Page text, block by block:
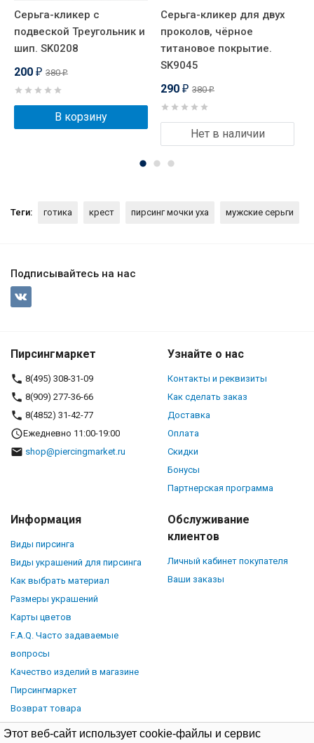
Этот веб-сайт использует cookie-файлы и сервис
Серьга-кликер с
подвеской Треугольник и
шип. SK0208
200 ₽ 380₽
В корзину
Серьга-кликер для двух
проколов, чёрное
титановое покрытие.
SK9045
290 ₽ 380₽
Нет в наличии
Теги: готика крест пирсинг мочки уха мужские серьги
Подписывайтесь на нас
Пирсингмаркет
8(495) 308-31-09
8(909) 277-36-66
8(4852) 31-42-77
Ежедневно 11:00-19:00
shop@piercingmarket.ru
Узнайте о нас
Контакты и реквизиты
Как сделать заказ
Доставка
Оплата
Скидки
Бонусы
Партнерская программа
Информация
Виды пирсинга
Виды украшений для пирсинга
Как выбрать материал
Размеры украшений
Карты цветов
F.A.Q. Часто задаваемые
вопросы
Качество изделий в магазине
Пирсингмаркет
Возврат товара
Обслуживание
клиентов
Личный кабинет покупателя
Ваши заказы